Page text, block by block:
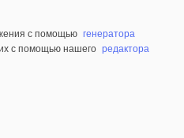
с помощью генератора
с помощью нашего редактора